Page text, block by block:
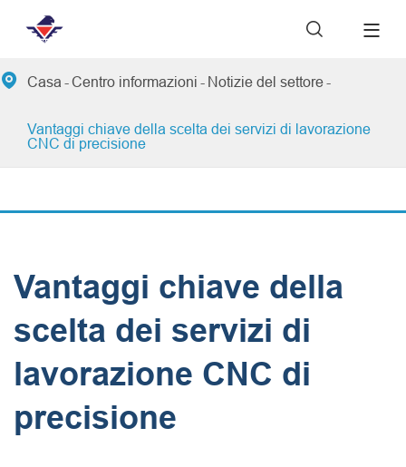

 Casa Centro informazioni Notizie del settore
Vantaggi chiave della scelta dei servizi di lavorazione
CNC di precisione
Vantaggi chiave della
scelta dei servizi di
lavorazione CNC di
precisione